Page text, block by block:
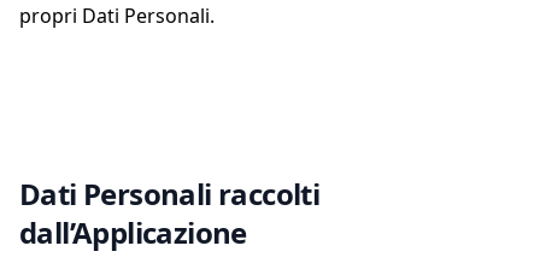
propri Dati Personali.
Dati Personali raccolti
dall’Applicazione